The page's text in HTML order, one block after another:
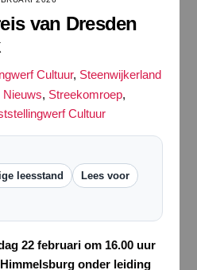
van Dresden
Cultuur, Steenwijkerland
Nieuws, Streekomroep,
Cultuur
leesstand Lees voor
22 februari om 16.00 uur
onder leiding